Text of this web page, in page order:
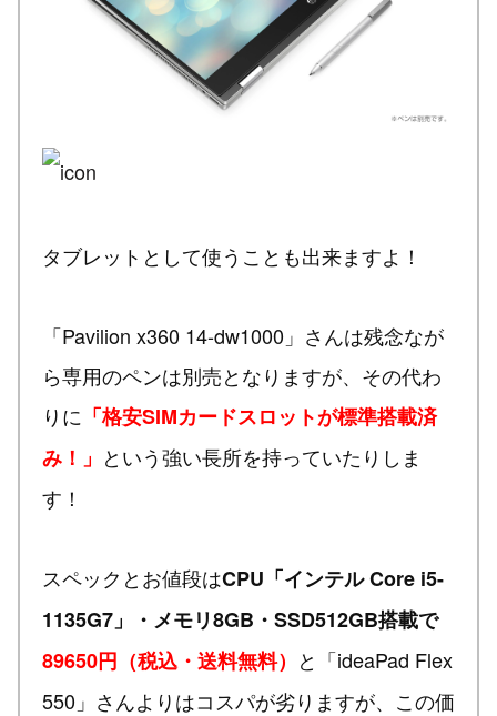
タブレットとして使うことも出来ますよ！
「Pavilion x360 14-dw1000」さんは残念なが
ら専用のペンは別売となりますが、その代わ
りに 「格安SIMカードスロットが標準搭載済
み！」 という強い長所を持っていたりしま
す！
スペックとお値段はCPU「インテル Core i5-
1135G7」・メモリ8GB・SSD512GB搭載で
89650円（税込・送料無料） と「ideaPad Flex
550」さんよりはコスパが劣りますが、この価